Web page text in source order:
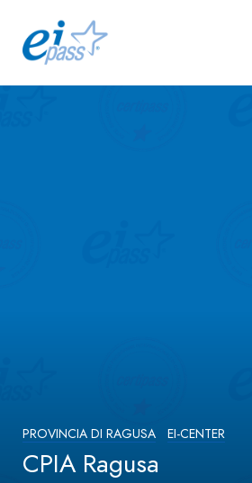
PROVINCIA DI RAGUSA EI-CENTER
CPIA Ragusa